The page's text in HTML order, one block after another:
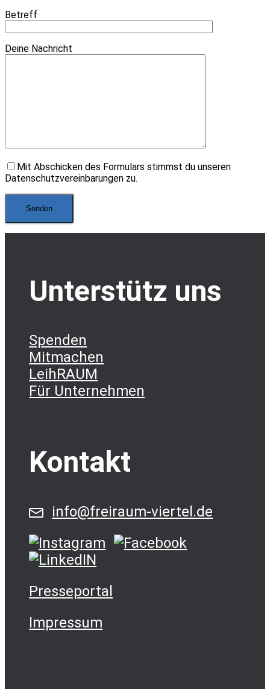
Betreff
Deine Nachricht
Mit Abschicken des Formulars stimmst du unseren
Datenschutzvereinbarungen zu.
Unterstütz uns
Spenden
Mitmachen
LeihRAUM
Für Unternehmen
Kontakt
info@freiraum-viertel.de
Presseportal
Impressum